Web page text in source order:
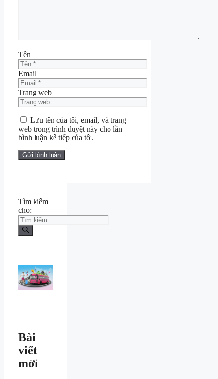
Tên
Email
Trang web
Lưu tên của tôi, email, và trang
web trong trình duyệt này cho lần
bình luận kế tiếp của tôi.
Tìm kiếm
cho:
Bài
viết
mới